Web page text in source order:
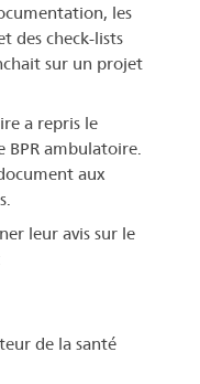
les
des check-lists
sur un projet
a repris le
BPR ambulatoire.
aux
leur avis sur le
de la santé